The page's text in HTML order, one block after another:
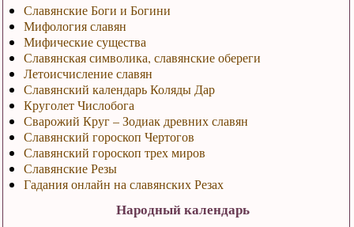
Славянские Боги и Богини
Мифология славян
Мифические существа
Славянская символика, славянские обереги
Летоисчисление славян
Славянский календарь Коляды Дар
Круголет Числобога
Сварожий Круг – Зодиак древних славян
Славянский гороскоп Чертогов
Славянский гороскоп трех миров
Славянские Резы
Гадания онлайн на славянских Резах
Народный календарь